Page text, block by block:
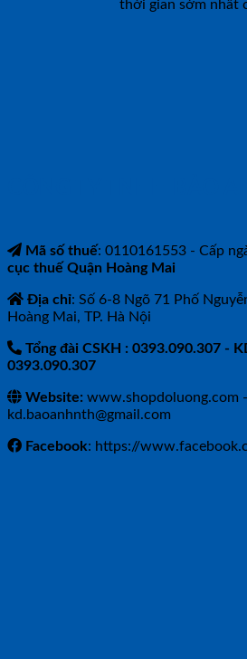
thời gian sớm nhất
Mã số thuế: 0110161553 - Cấp
cục thuế Quận Hoàng Mai
Địa chỉ: Số 6-8 Ngõ 71 Phố
Hoàng Mai, TP. Hà Nội
Tổng đài CSKH : 0393.090.307 -
0393.090.307
Website: www.shopdoluong.com -
kd.baoanhnth@gmail.com
Facebook: https://